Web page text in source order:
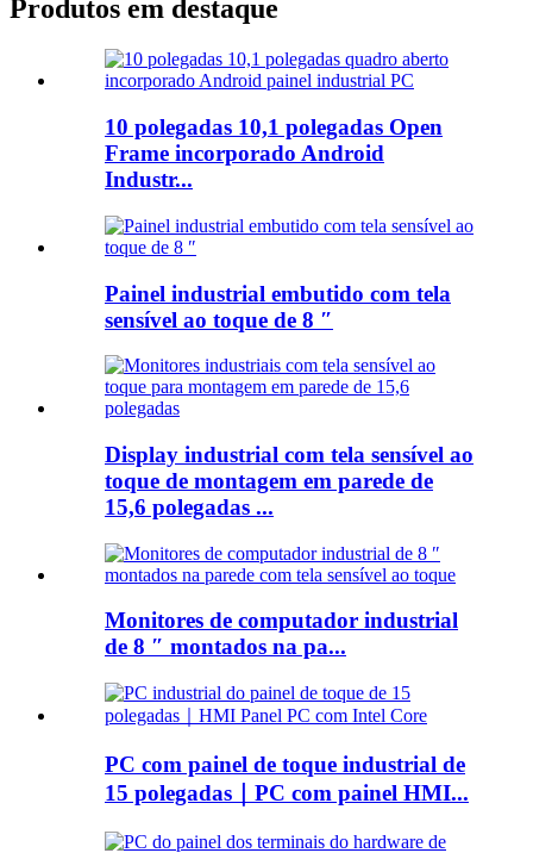
Produtos em destaque
10 polegadas 10,1 polegadas Open
Frame incorporado Android
Industr...
Painel industrial embutido com tela
sensível ao toque de 8 ″
Display industrial com tela sensível ao
toque de montagem em parede de
15,6 polegadas ...
Monitores de computador industrial
de 8 ″ montados na pa...
PC com painel de toque industrial de
15 polegadas｜PC com painel HMI...